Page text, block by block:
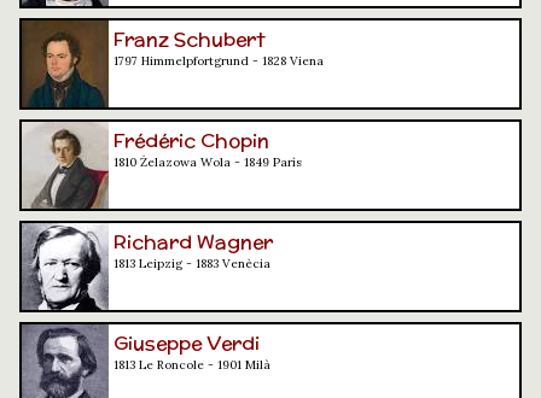
Franz Schubert
1797 Himmelpfortgrund - 1828 Viena
Frédéric Chopin
1810 Żelazowa Wola - 1849 París
Richard Wagner
1813 Leipzig - 1883 Venècia
Giuseppe Verdi
1813 Le Roncole - 1901 Milà